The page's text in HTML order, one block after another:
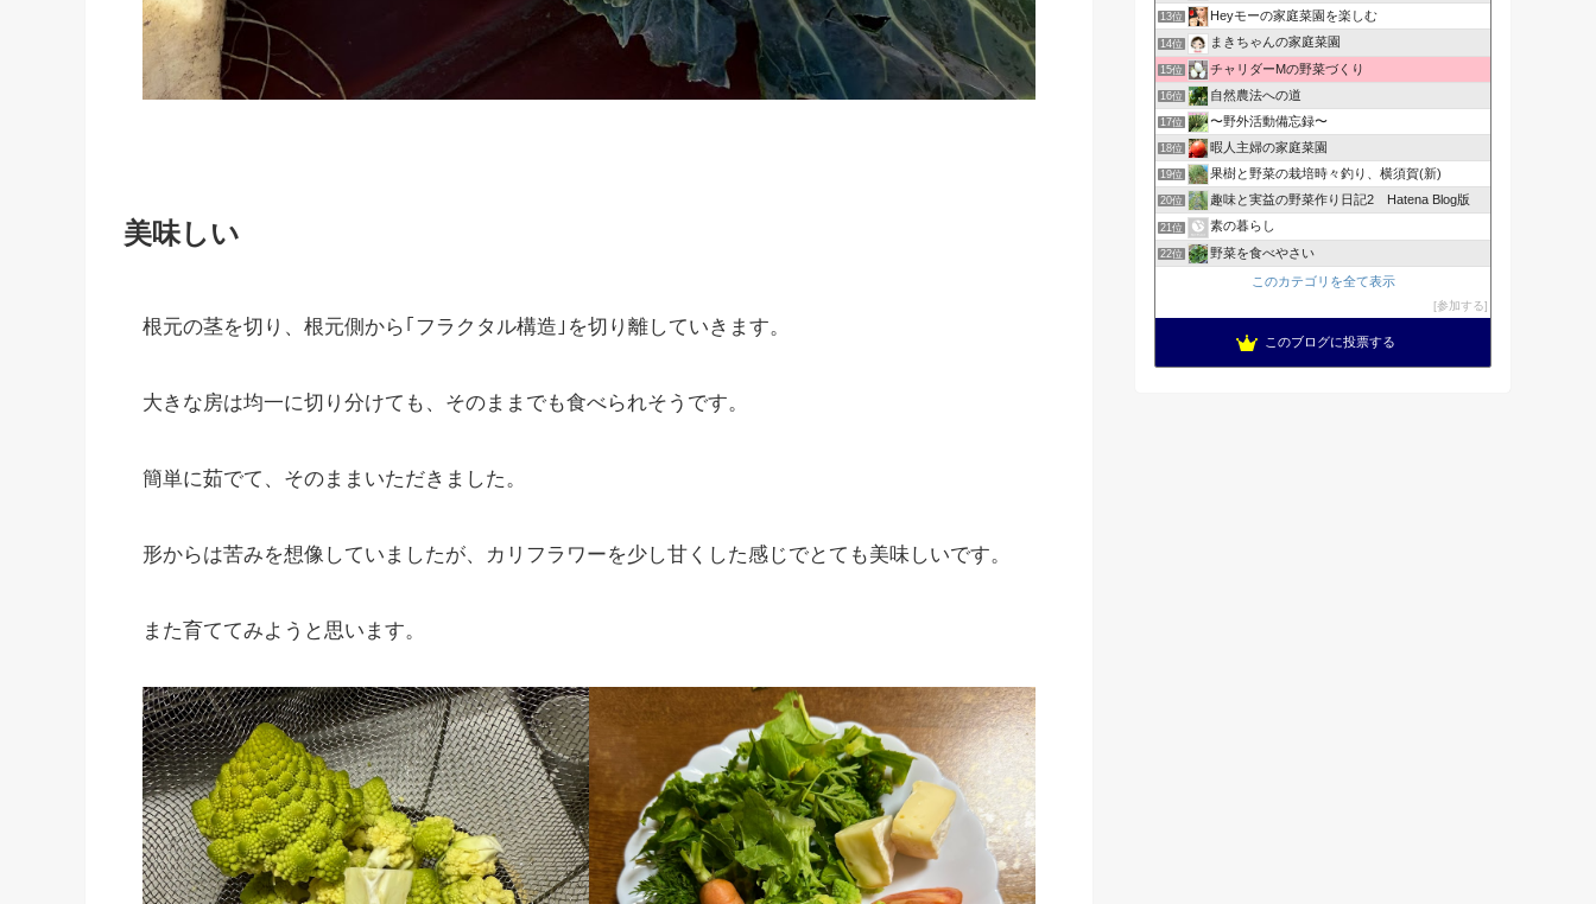
美味しい
根元の茎を切り、根元側から｢フラクタル構造｣を切り離していきます。
大きな房は均一に切り分けても、そのままでも食べられそうです。
簡単に茹でて、そのままいただきました。
形からは苦みを想像していましたが、カリフラワーを少し甘くした感じでとても美味しいです。
また育ててみようと思います。
13位 Heyモーの家庭菜園を楽しむ
14位 まきちゃんの家庭菜園
15位 チャリダーMの野菜づくり
16位 自然農法への道
17位 〜野外活動備忘録〜
18位 暇人主婦の家庭菜園
19位 果樹と野菜の栽培時々釣り、横須賀(新)
20位 趣味と実益の野菜作り日記2 Hatena Blog版
21位 素の暮らし
22位 野菜を食べやさい
このカテゴリを全て表示
参加する
このブログに投票する